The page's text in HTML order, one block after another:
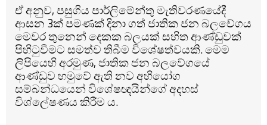
ඒ අනුව, පසුගිය පාර්ලිමේන්තු මැතිවරණයේදී
ආසන 3ක් පමණක් දිනා ගත් ජාතික ජන බලවේගය
මෙවර තුනෙන් දෙකක බලයක් සහිත ආණ්ඩුවක්
පිහිටුවීමට සමත්ව තිබීම විශේෂත්වයකි.මෙම
ලිපියෙහි අරමුණ, ජාතික ජන බලවේගයේ
ආණ්ඩුව හමුවේ ඇති නව අභියෝග
සම්බන්ධයෙන් විශේෂඥයින්ගේ අදහස්
විශ්ලේෂණය කිරීම ය.